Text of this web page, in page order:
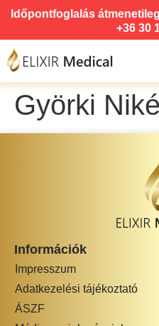
Időpontfoglalás
+36 30
Györki Niké
Információk
Impresszum
Adatkezelési tájékoztató
ÁSZF